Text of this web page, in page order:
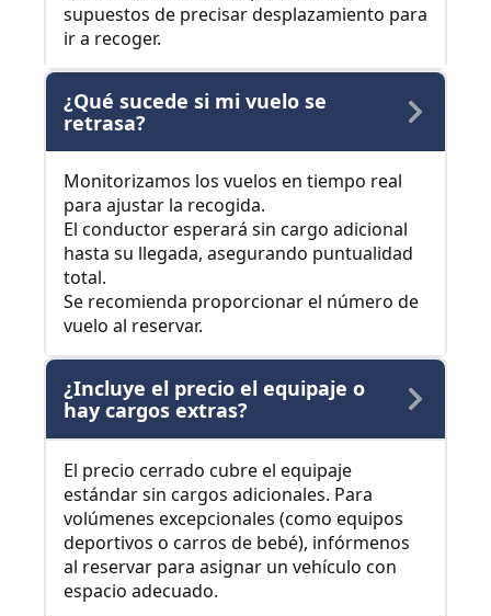
supuestos de precisar desplazamiento para
ir a recoger.
¿Qué sucede si mi vuelo se
retrasa?
Monitorizamos los vuelos en tiempo real
para ajustar la recogida.
El conductor esperará sin cargo adicional
hasta su llegada, asegurando puntualidad
total.
Se recomienda proporcionar el número de
vuelo al reservar.
¿Incluye el precio el equipaje o
hay cargos extras?
El precio cerrado cubre el equipaje
estándar sin cargos adicionales. Para
volúmenes excepcionales (como equipos
deportivos o carros de bebé), infórmenos
al reservar para asignar un vehículo con
espacio adecuado.